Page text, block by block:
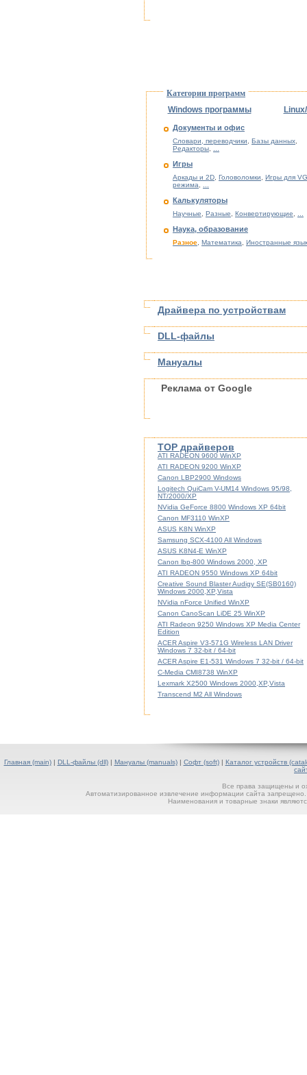
Категории программ
Windows программы
Документы и офис
Словари, переводчики, Базы данных,
Редакторы, ...
Игры
Аркады и 2D, Головоломки, Игры для
режима, ...
Калькуляторы
Научные, Разные, Конвертирующие, ...
Наука, образование
Разное, Математика, Иностранные
Драйвера по устройствам
DLL-файлы
Мануалы
Реклама от Google
TOP драйверов
ATI RADEON 9600 WinXP
ATI RADEON 9200 WinXP
Canon LBP2900 Windows
Logitech QuiCam V-UM14 Windows 95/98,
NT/2000/XP
NVidia GeForce 8800 Windows XP 64bit
Canon MF3110 WinXP
ASUS K8N WinXP
Samsung SCX-4100 All Windows
ASUS K8N4-E WinXP
Canon lbp-800 Windows 2000, XP
ATI RADEON 9550 Windows XP 64bit
Creative Sound Blaster Audigy SE(SB0160)
Windows 2000,XP,Vista
NVidia nForce Unified WinXP
Canon CanoScan LiDE 25 WinXP
ATI Radeon 9250 Windows XP Media Center
Edition
ACER Aspire V3-571G Wireless LAN Driver
Windows 7 32-bit / 64-bit
ACER Aspire E1-531 Windows 7 32-bit / 64-bit
C-Media CMI8738 WinXP
Lexmark X2500 Windows 2000,XP,Vista
Transcend M2 All Windows
Главная (main)| DLL-файлы (dll)| Мануалы (manuals)| Софт (soft)|
Каталог устройств
Все права защищены и
Автоматизированное извлечение информации сайта
Наименования и товарные знаки